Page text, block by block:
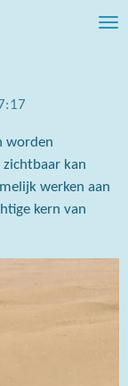
worden
kan
werken aan
kern van